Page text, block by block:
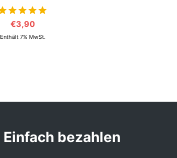
von 5
€3,90
Enthält 7% MwSt.
Einfach bezahlen